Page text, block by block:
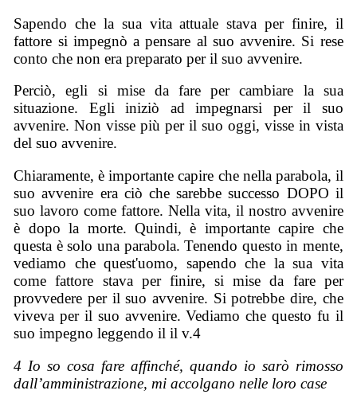
Sapendo che la sua vita attuale stava per finire, il
fattore si impegnò a pensare al suo avvenire. Si rese
conto che non era preparato per il suo avvenire.
Perciò, egli si mise da fare per cambiare la sua
situazione. Egli iniziò ad impegnarsi per il suo
avvenire. Non visse più per il suo oggi, visse in vista
del suo avvenire.
Chiaramente, è importante capire che nella parabola, il
suo avvenire era ciò che sarebbe successo DOPO il
suo lavoro come fattore. Nella vita, il nostro avvenire
è dopo la morte. Quindi, è importante capire che
questa è solo una parabola. Tenendo questo in mente,
vediamo che quest'uomo, sapendo che la sua vita
come fattore stava per finire, si mise da fare per
provvedere per il suo avvenire. Si potrebbe dire, che
viveva per il suo avvenire. Vediamo che questo fu il
suo impegno leggendo il il v.4
4 Io so cosa fare affinché, quando io sarò rimosso
dall’amministrazione, mi accolgano nelle loro case